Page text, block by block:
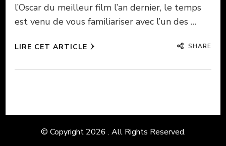
l’Oscar du meilleur film l’an dernier, le temps
est venu de vous familiariser avec l’un des …
LIRE CET ARTICLE SHARE
© Copyright 2026 . All Rights Reserved.